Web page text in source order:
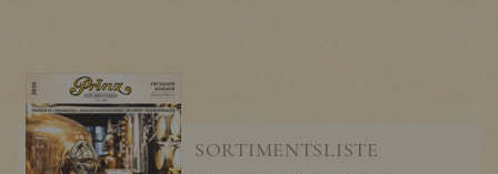
SORTIMENTSLISTE